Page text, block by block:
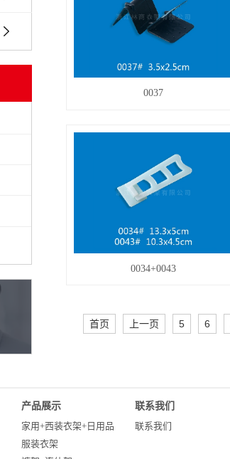
0037
0034+0043
首页 上一页 5 6
产品展示
家用+西装衣架+日用品
服装衣架
联系我们
联系我们